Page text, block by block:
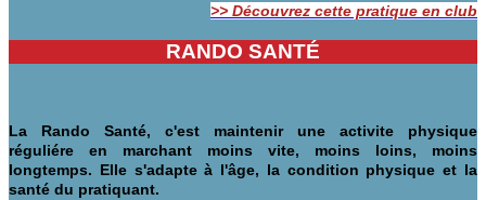
>> Découvrez cette pratique en club
RANDO SANTÉ
La Rando Santé, c'est maintenir une activite physique
réguliére en marchant moins vite, moins loins, moins
longtemps. Elle s'adapte à l'âge, la condition physique et la
santé du pratiquant.